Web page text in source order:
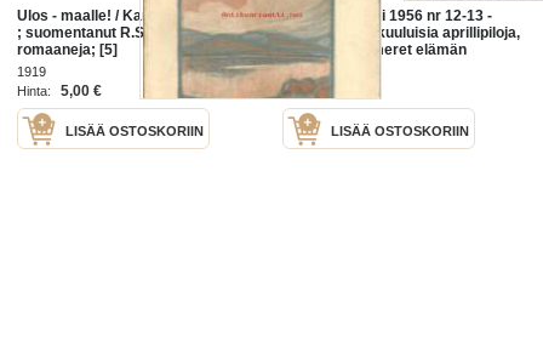
Ulos - maalle! / Karl Erik Forsslund
; suomentanut R.Sarja:Kuuluisia
romaaneja; [5]
1919
Hinta:
5,00 €
LISÄÄ OSTOSKORIIN
Kuluttajan lehti 1956 nr 12-13 -
äitiyssuojelu, kuuluisia aprillipiloja,
OTK:n tulos, meret elämän
suolainen kehto
Hinta:
LISÄÄ OSTOSKORIIN